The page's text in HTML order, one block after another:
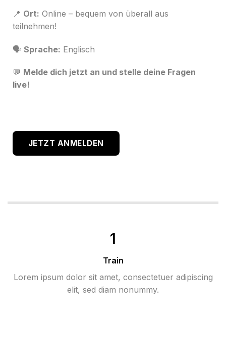
📍 Ort: Online – bequem von überall aus
teilnehmen!
🗣 Sprache: Englisch
💬 Melde dich jetzt an und stelle deine Fragen
live!
JETZT ANMELDEN
1
Train
Lorem ipsum dolor sit amet, consectetuer adipiscing
elit, sed diam nonummy.